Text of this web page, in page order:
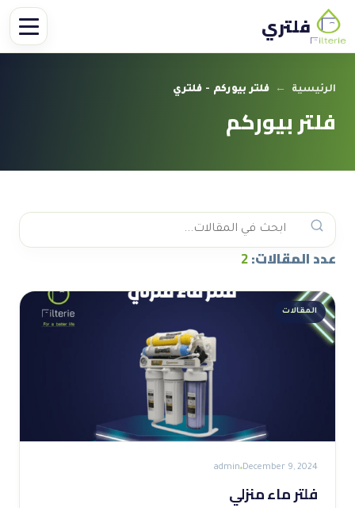
فلتري
الرئيسية ← فلتر بيوركم - فلتري
فلتر بيوركم
عدد المقالات:2
المقالات
December 9, 2024
admin
فلتر ماء منزلي